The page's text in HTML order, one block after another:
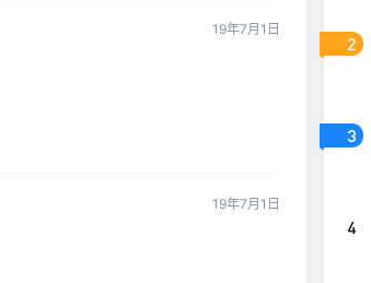
19年7月1日
19年7月1日
2
3
4